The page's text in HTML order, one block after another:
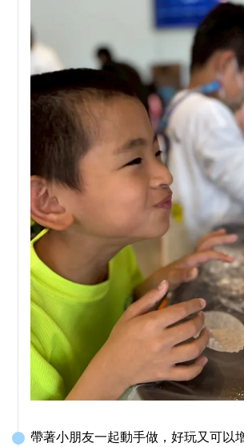
帶著小朋友一起動手做，好玩又可以